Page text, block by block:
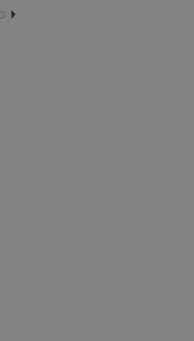
⏵︎